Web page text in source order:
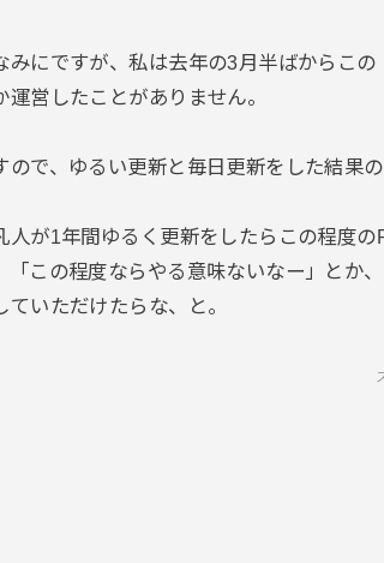
みにですが、私は去年の3月半ばからこ
運営したことがありません。
ので、ゆるい更新と毎日更新をした結果
人が1年間ゆるく更新をしたらこの程度
「この程度ならやる意味ないなー」とか
ていただけたらな、と。